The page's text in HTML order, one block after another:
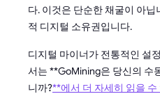
다. 이것은 단순한 채굴이 아
적 디지털 소유권입니다.
디지털 마이너가 전통적인 설
서는 **GoMining은 당신의 수
니까?**에서 더 자세히 읽을